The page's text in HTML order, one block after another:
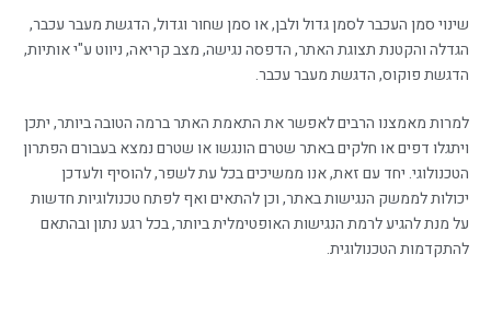
שינוי סמן העכבר לסמן גדול ולבן, או סמן שחור וגדול, הדגשת מעבר עכבר,
הגדלה והקטנת תצוגת האתר, הדפסה נגישה, מצב קריאה, ניווט ע"י אותיות,
הדגשת פוקוס, הדגשת מעבר עכבר.
למרות מאמצנו הרבים לאפשר את התאמת האתר ברמה הטובה ביותר, יתכן
ויתגלו דפים או חלקים באתר שטרם הונגשו או שטרם נמצא בעבורם הפתרון
הטכנולוגי. יחד עם זאת, אנו ממשיכים בכל עת לשפר, להוסיף ולעדכן
יכולות לממשק הנגישות באתר, וכן להתאים ואף לפתח טכנולוגיות חדשות
על מנת להגיע לרמת הנגישות האופטימלית ביותר, בכל רגע נתון ובהתאם
להתקדמות הטכנולוגית.